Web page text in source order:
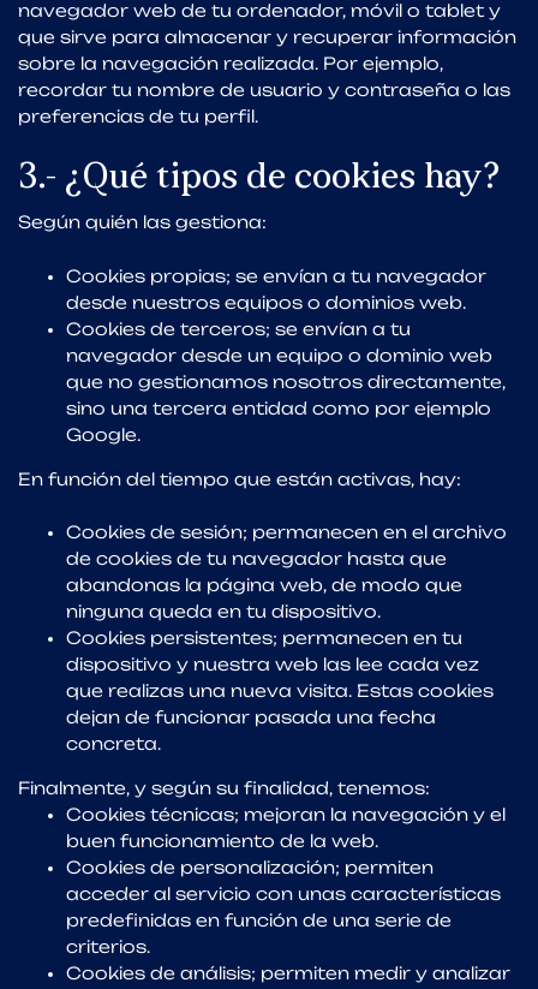
navegador web de tu ordenador, móvil o tablet y
que sirve para almacenar y recuperar información
sobre la navegación realizada. Por ejemplo,
recordar tu nombre de usuario y contraseña o las
preferencias de tu perfil.
3.- ¿Qué tipos de cookies hay?
Según quién las gestiona:
Cookies propias; se envían a tu navegador
desde nuestros equipos o dominios web.
Cookies de terceros; se envían a tu
navegador desde un equipo o dominio web
que no gestionamos nosotros directamente,
sino una tercera entidad como por ejemplo
Google.
En función del tiempo que están activas, hay:
Cookies de sesión; permanecen en el archivo
de cookies de tu navegador hasta que
abandonas la página web, de modo que
ninguna queda en tu dispositivo.
Cookies persistentes; permanecen en tu
dispositivo y nuestra web las lee cada vez
que realizas una nueva visita. Estas cookies
dejan de funcionar pasada una fecha
concreta.
Finalmente, y según su finalidad, tenemos:
Cookies técnicas; mejoran la navegación y el
buen funcionamiento de la web.
Cookies de personalización; permiten
acceder al servicio con unas características
predefinidas en función de una serie de
criterios.
Cookies de análisis; permiten medir y analizar